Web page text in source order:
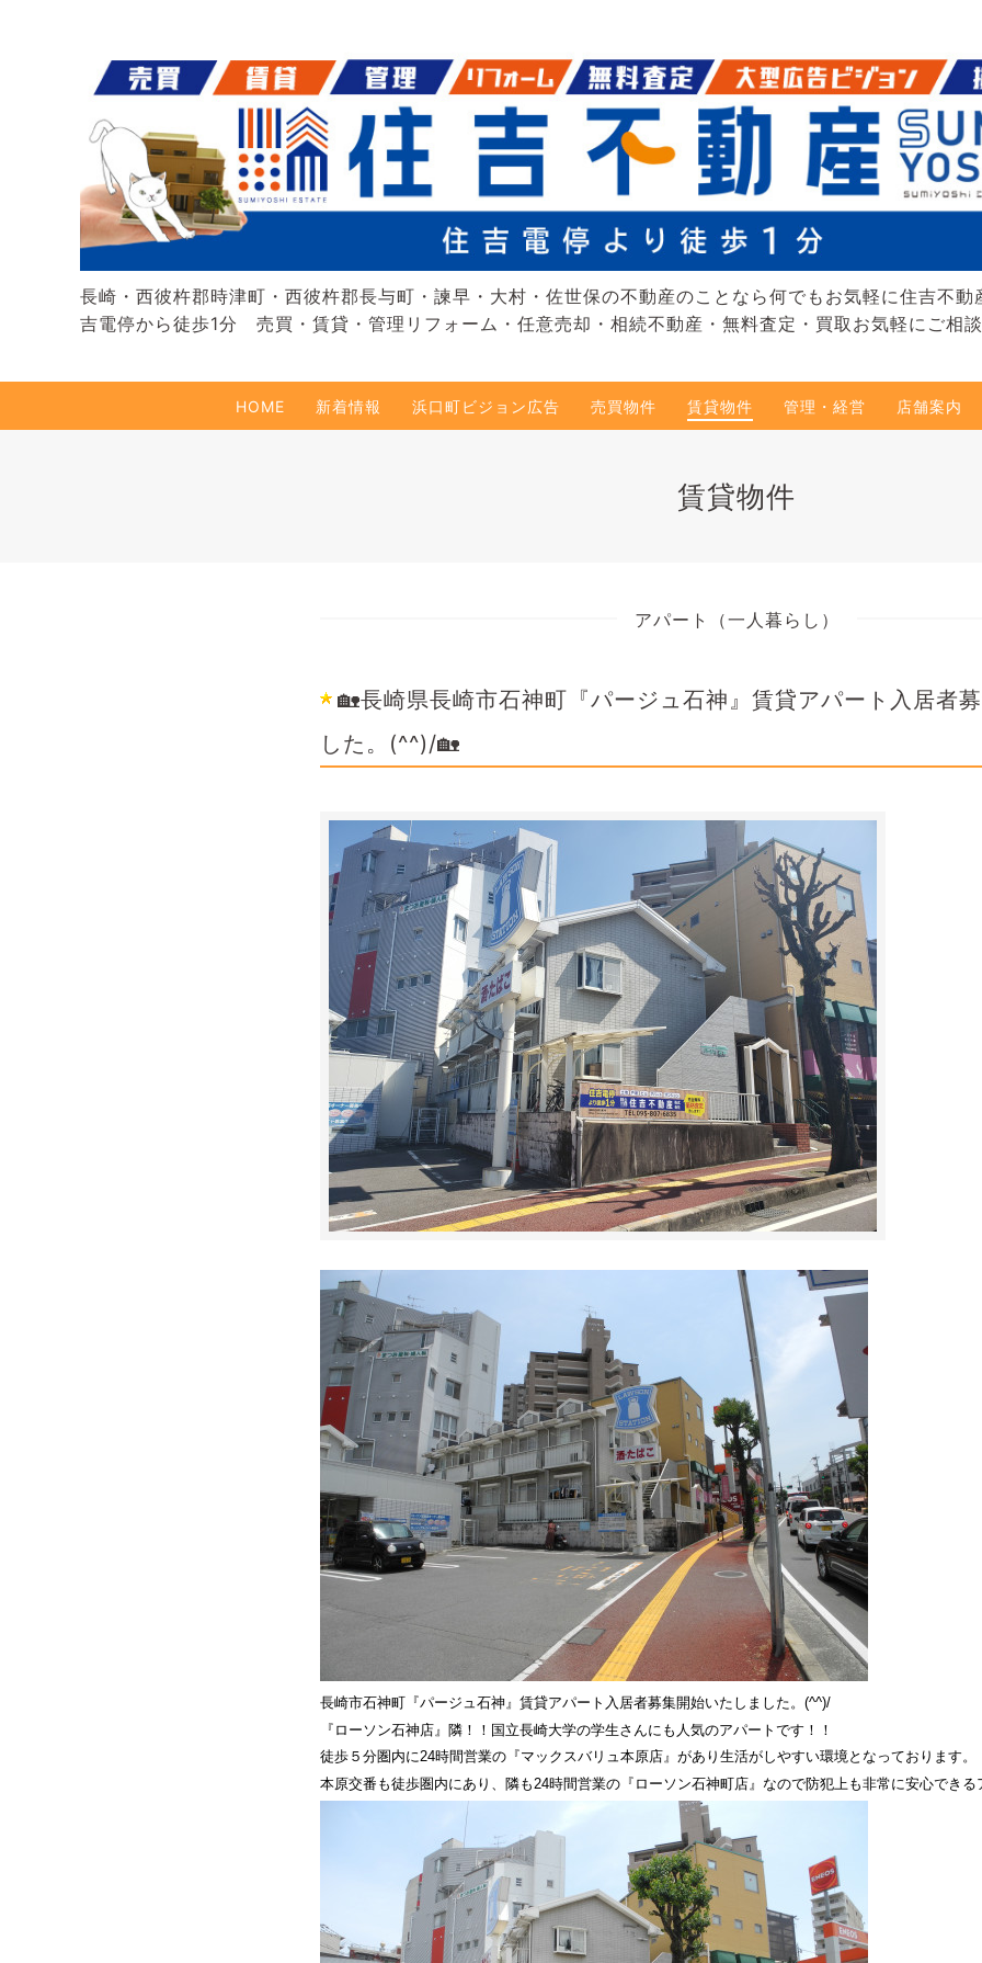
長崎・西彼杵郡時津町・西彼杵郡長与町・諫早・大村・佐世保の不動産のことなら何でもお気軽に住吉不動
吉電停から徒歩1分 売買・賃貸・管理リフォーム・任意売却・相続不動産・無料査定・買取お気軽にご相談
HOME 新着情報 浜口町ビジョン広告 売買物件 賃貸物件 管理・経営 店舗案内
賃貸物件
アパート（一人暮らし）
🏡長崎県長崎市石神町『パージュ石神』賃貸アパート入居者
した。(^^)/🏡
長崎市石神町『パージュ石神』賃貸アパート入居者募集開始いたしました。(^^)/
『ローソン石神店』隣！！国立長崎大学の学生さんにも人気のアパートです！！
徒歩５分圏内に24時間営業の『マックスバリュ本原店』があり生活がしやすい環境となっております。
本原交番も徒歩圏内にあり、隣も24時間営業の『ローソン石神町店』なので防犯上も非常に安心できる